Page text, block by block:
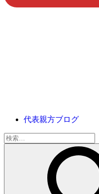
代表親方ブログ
検
索: